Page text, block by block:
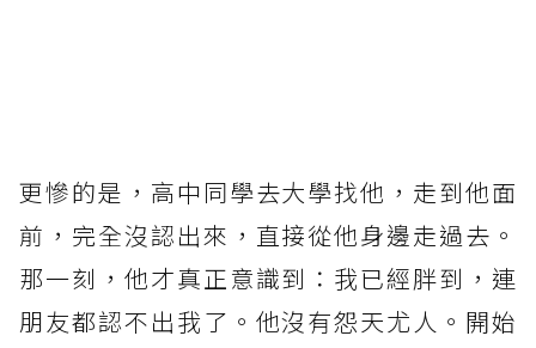
更慘的是，高中同學去大學找他，走到他面
前，完全沒認出來，直接從他身邊走過去。
那一刻，他才真正意識到：我已經胖到，連
朋友都認不出我了。他沒有怨天尤人。開始